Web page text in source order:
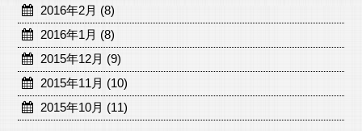
2016年2月 (8)
2016年1月 (8)
2015年12月 (9)
2015年11月 (10)
2015年10月 (11)